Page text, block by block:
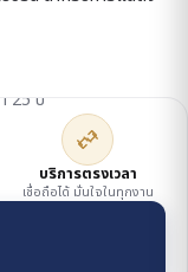
25 ปี
บริการตรงเวลา
เชื่อถือได้ มั่นใจในทุกงาน